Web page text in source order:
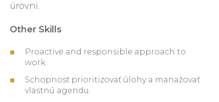
úrovni.
Other Skills
Proactive and responsible approach to
work.
Schopnosť prioritizovať úlohy a manažovať
vlastnú agendu.